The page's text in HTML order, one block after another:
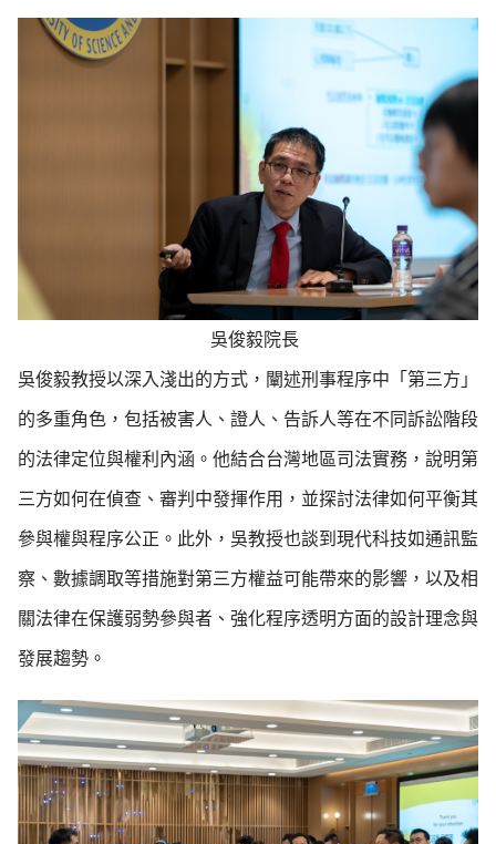
吳俊毅院長
吳俊毅教授以深入淺出的方式，闡述刑事程序中「第三方」
的多重角色，包括被害人、證人、告訴人等在不同訴訟階段
的法律定位與權利內涵。他結合台灣地區司法實務，說明第
三方如何在偵查、審判中發揮作用，並探討法律如何平衡其
參與權與程序公正。此外，吳教授也談到現代科技如通訊監
察、數據調取等措施對第三方權益可能帶來的影響，以及相
關法律在保護弱勢參與者、強化程序透明方面的設計理念與
發展趨勢。